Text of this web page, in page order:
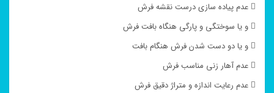
 عدم پیاده سازی درست نقشه فرش
 و یا سوختگی و پارگی هنگاه بافت فرش
 و یا دو دست شدن فرش هنگام بافت
 عدم آهار زنی مناسب فرش
 عدم رعایت اندازه و متراژ دقیق فرش